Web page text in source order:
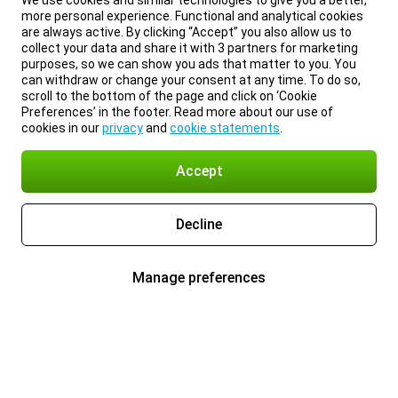
more personal experience. Functional and analytical cookies
are always active. By clicking “Accept” you also allow us to
collect your data and share it with 3 partners for marketing
purposes, so we can show you ads that matter to you. You
can withdraw or change your consent at any time. To do so,
scroll to the bottom of the page and click on ‘Cookie
Preferences’ in the footer. Read more about our use of
cookies in ourprivacyand cookie statements
Accept
Decline
Manage preferences